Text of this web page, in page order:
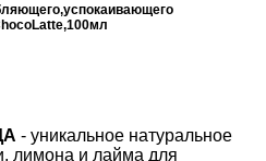
- уникальное натуральное
лимона и лайма для